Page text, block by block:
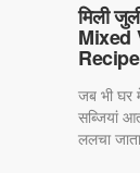
मिली
Mixed
Recipe
जब भी घर
सब्जियां
ललचा